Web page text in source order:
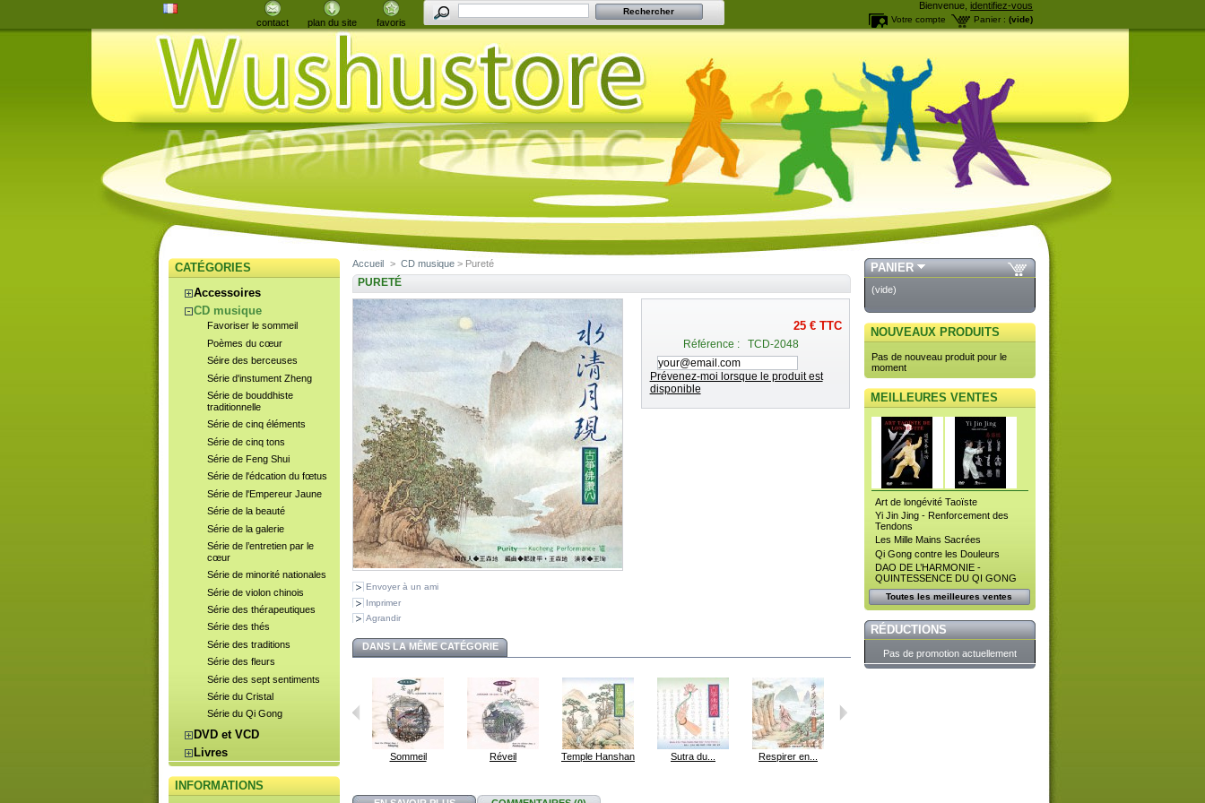
contact plan du site favoris
Bienvenue,identifiez-vous
Panier : (vide)
Votre compte
CATÉGORIES
Accessoires
CD musique
Favoriser le sommeil
Poèmes du cœur
Séire des berceuses
Série d'instument Zheng
Série de bouddhiste
traditionnelle
Série de cinq éléments
Série de cinq tons
Série de Feng Shui
Série de l'édcation du fœtus
Série de l'Empereur Jaune
Série de la beauté
Série de la galerie
Série de l’entretien par le
cœur
Série de minorité nationales
Série de violon chinois
Série des thérapeutiques
Série des thés
Série des traditions
Série des fleurs
Série des sept sentiments
Série du Cristal
Série du Qi Gong
DVD et VCD
Livres
INFORMATIONS
Accueil > CD musique > Pureté
PURETÉ
Envoyer à un ami
Imprimer
Agrandir
25 €TTC
Référence :
TCD-2048
Prévenez-moi lorsque le produit est
disponible
DANS LA MÊME CATÉGORIE
Sommeil Réveil Temple Hanshan Sutra du... Respirer en...
PANIER
(vide)
NOUVEAUX PRODUITS
Pas de nouveau produit pour le
moment
MEILLEURES VENTES
Art de longévité Taoïste
Yi Jin Jing - Renforcement des
Tendons
Les Mille Mains Sacrées
Qi Gong contre les Douleurs
DAO DE L’HARMONIE -
QUINTESSENCE DU QI GONG
Toutes les meilleures ventes
RÉDUCTIONS
Pas de promotion actuellement